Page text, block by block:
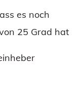
es noch
25 Grad hat